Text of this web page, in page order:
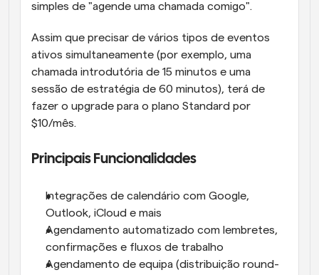
simples de "agende uma chamada comigo".
Assim que precisar de vários tipos de eventos
ativos simultaneamente (por exemplo, uma
chamada introdutória de 15 minutos e uma
sessão de estratégia de 60 minutos), terá de
fazer o upgrade para o plano Standard por
$10/mês.
Principais Funcionalidades
Integrações de calendário com Google,
Outlook, iCloud e mais
Agendamento automatizado com lembretes,
confirmações e fluxos de trabalho
Agendamento de equipa (distribuição round-